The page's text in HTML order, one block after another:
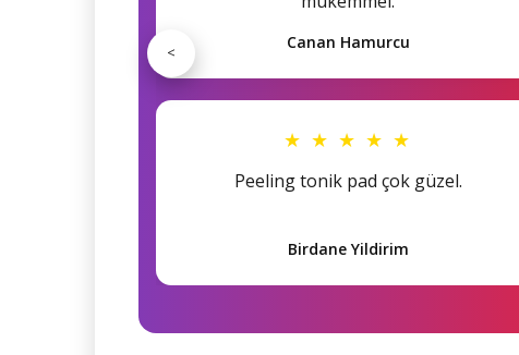
Canan Hamurcu
★ ★ ★ ★ ★
Peeling tonik pad çok güzel.
Birdane Yildirim
<